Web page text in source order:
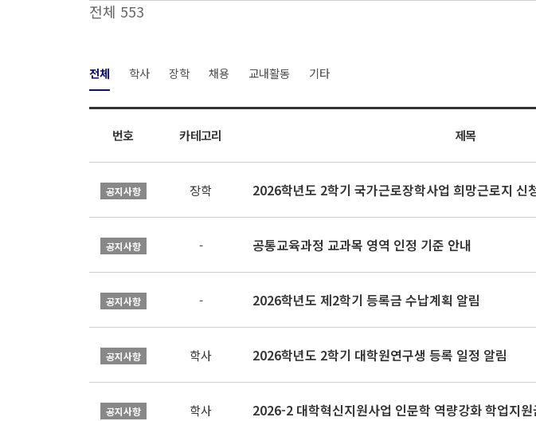
전체 553
전체 학사 장학 채용 교내활동 기타
번호 카테고리 제목
공지사항 장학 2026학년도 2학기 국가근로장학사업 희망근로지 신
공지사항 - 공통교육과정 교과목 영역 인정 기준 안내
공지사항 - 2026학년도 제2학기 등록금 수납계획 알림
공지사항 학사 2026학년도 2학기 대학원연구생 등록 일정 알림
공지사항 학사